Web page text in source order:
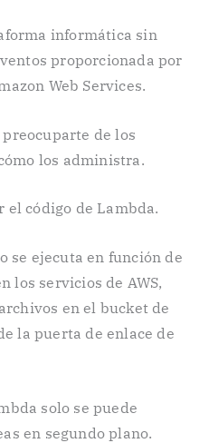
informática sin
proporcionada por
Web Services.
de los
los administra.
el código de Lambda.
se ejecuta en función de
los servicios de AWS,
en el bucket de
la puerta de enlace de
solo se puede
en segundo plano.